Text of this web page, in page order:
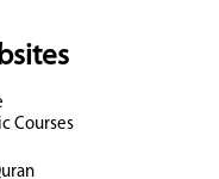
Courses